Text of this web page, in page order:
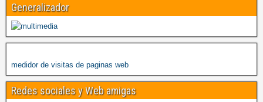
Generalizador
medidor de visitas de paginas web
Redes sociales y Web amigas